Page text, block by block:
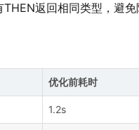
THEN返回相同类型，避
优化前耗时
1.2s